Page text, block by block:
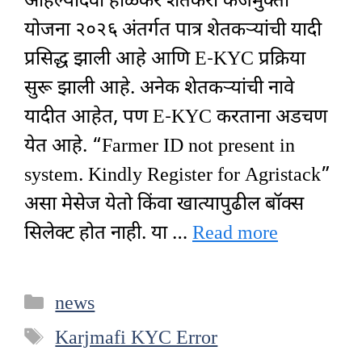
योजना २०२६ अंतर्गत पात्र शेतकऱ्यांची यादी
प्रसिद्ध झाली आहे आणि E-KYC प्रक्रिया
सुरू झाली आहे. अनेक शेतकऱ्यांची नावे
यादीत आहेत, पण E-KYC करताना अडचण
येत आहे. “Farmer ID not present in
system. Kindly Register for Agristack”
असा मेसेज येतो किंवा खात्यापुढील बॉक्स
सिलेक्ट होत नाही. या … Read more
Categories
news
Tags
Karjmafi KYC Error